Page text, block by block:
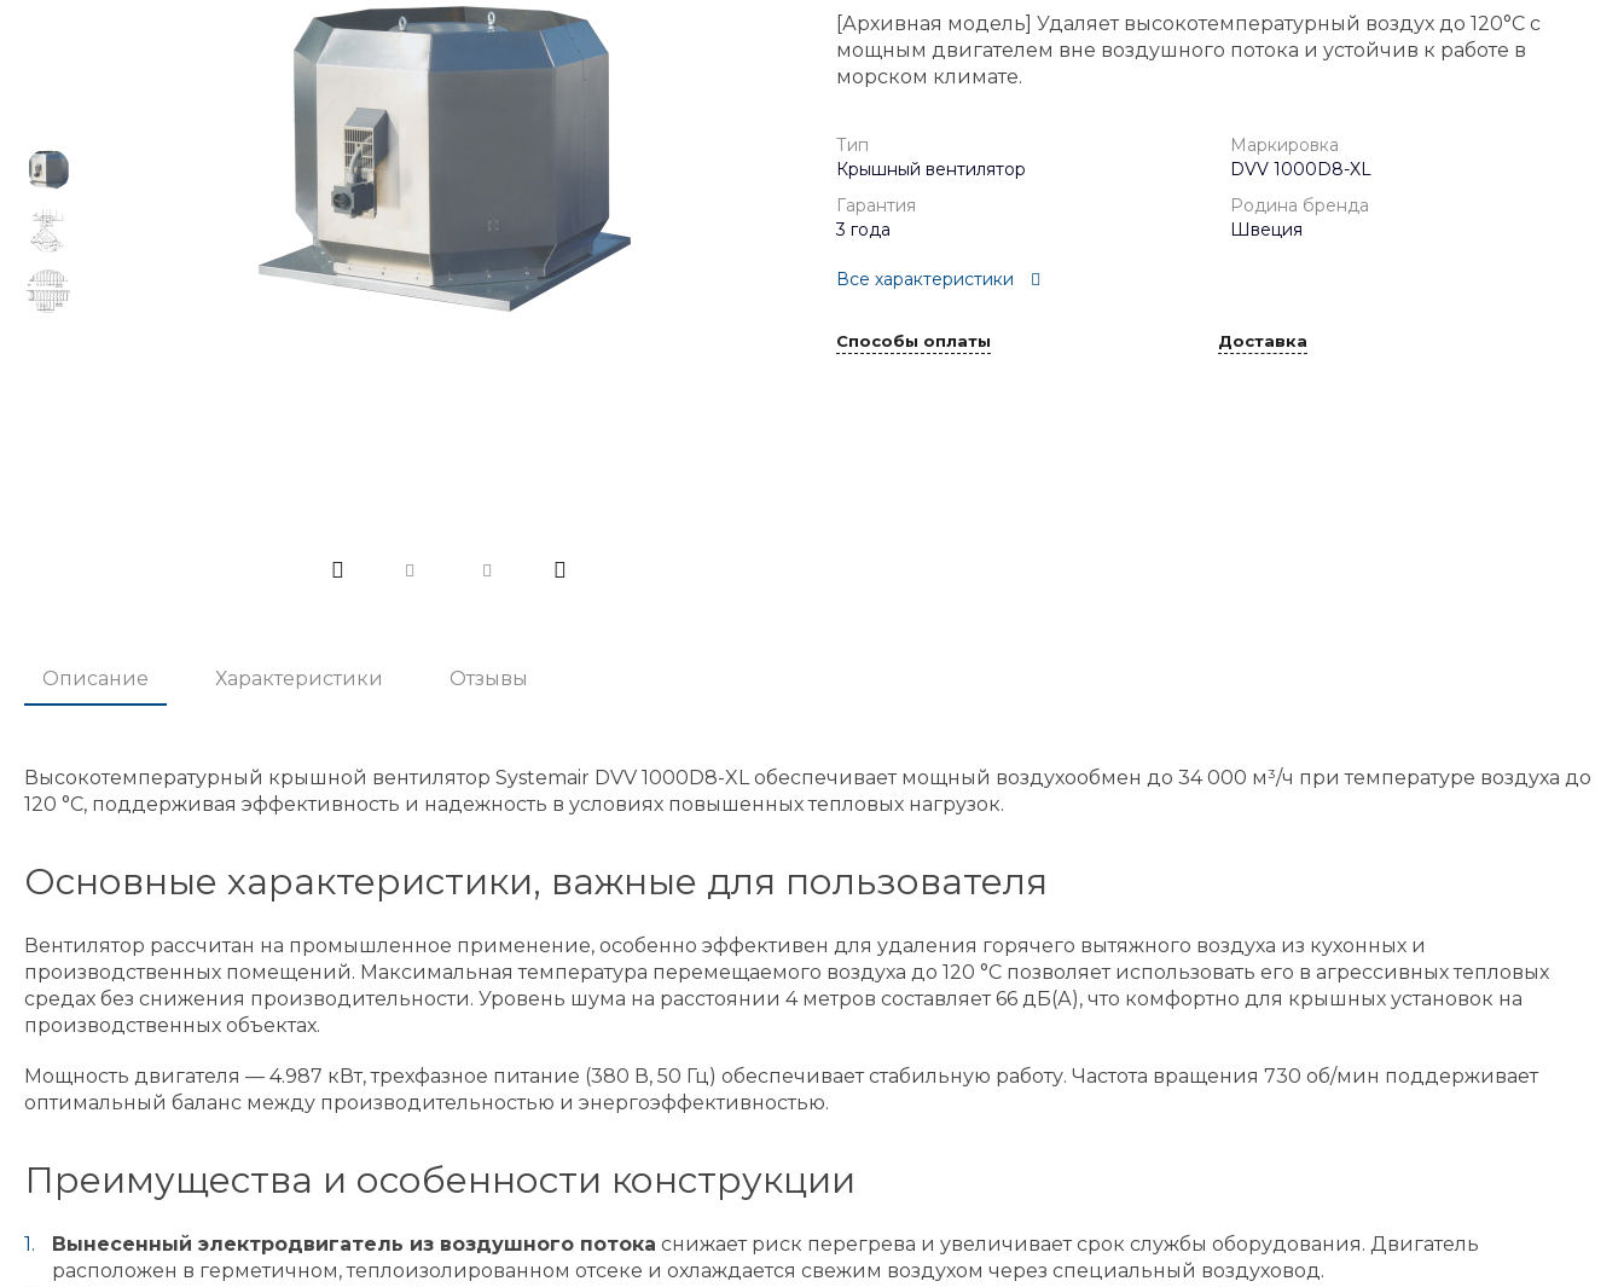
[Архивная модель] Удаляет высокотемпературный воздух до 120°C с
мощным двигателем вне воздушного потока и устойчив к работе в
морском климате.
Тип
Крышный вентилятор
Маркировка
DVV 1000D8-XL
Гарантия
3 года
Родина бренда
Швеция
Все характеристики
Способы оплаты Доставка
Описание Характеристики Отзывы
Высокотемпературный крышной вентилятор Systemair DVV 1000D8-XL обеспечивает мощный воздухообмен до 34 000 м³/ч при температуре воздуха до
120 °C, поддерживая эффективность и надежность в условиях повышенных тепловых нагрузок.
Основные характеристики, важные для пользователя
Вентилятор рассчитан на промышленное применение, особенно эффективен для удаления горячего вытяжного воздуха из кухонных и
производственных помещений. Максимальная температура перемещаемого воздуха до 120 °C позволяет использовать его в агрессивных тепловых
средах без снижения производительности. Уровень шума на расстоянии 4 метров составляет 66 дБ(А), что комфортно для крышных установок на
производственных объектах.
Мощность двигателя — 4.987 кВт, трехфазное питание (380 В, 50 Гц) обеспечивает стабильную работу. Частота вращения 730 об/мин поддерживает
оптимальный баланс между производительностью и энергоэффективностью.
Преимущества и особенности конструкции
Вынесенный электродвигатель из воздушного потока снижает риск перегрева и увеличивает срок службы оборудования. Двигатель
расположен в герметичном, теплоизолированном отсеке и охлаждается свежим воздухом через специальный воздуховод.